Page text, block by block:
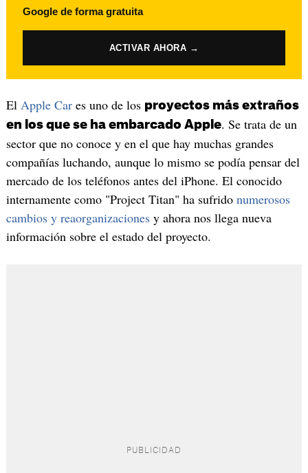
Google de forma gratuita
ACTIVAR AHORA →
El Apple Cares uno de los proyectos más extraños
en los que se ha embarcado Apple. Se trata de un
sector que no conoce y en el que hay muchas grandes
compañías luchando, aunque lo mismo se podía pensar del
mercado de los teléfonos antes del iPhone. El conocido
internamente como "Project Titan" ha sufrido numerosos
cambios y reaorganizacionesy ahora nos llega nueva
información sobre el estado del proyecto.